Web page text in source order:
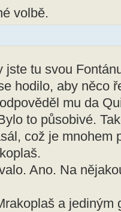
volbě.
jste tu svou
hodilo, aby něco
mu da
to působivé.
což je mnohem
Ano. Na
a